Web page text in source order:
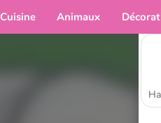
Cuisine Animaux